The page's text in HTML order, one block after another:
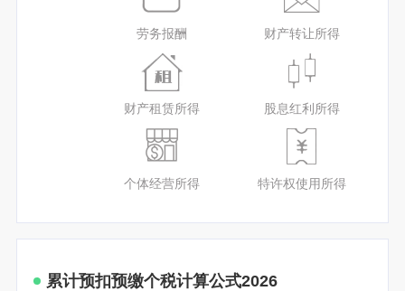
劳务报酬 财产转让所得
财产租赁所得 股息红利所得
个体经营所得 特许权使用所得
累计预扣预缴个税计算公式2026